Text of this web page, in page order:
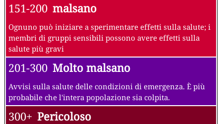
151-200 malsano
Ognuno può iniziare a sperimentare effetti sulla salute; i
membri di gruppi sensibili possono avere effetti sulla
salute più gravi
201-300 Molto malsano
Avvisi sulla salute delle condizioni di emergenza. È più
probabile che l'intera popolazione sia colpita.
300+ Pericoloso